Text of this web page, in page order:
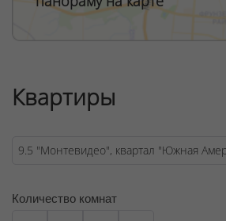
малышей.
ООО "Твоя столицаконсалт", УНП
Договор на оказание риэлтерских
04.09.2025
Квартиры
Количество комнат